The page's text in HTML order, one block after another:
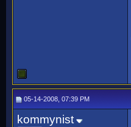
05-14-2008, 07:39 PM
kommynist